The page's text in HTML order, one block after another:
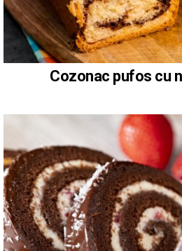
Cozonac pufos cu